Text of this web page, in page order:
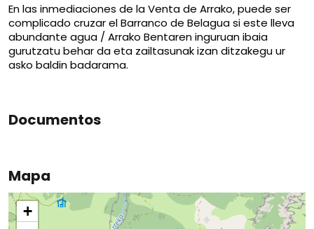
En las inmediaciones de la Venta de Arrako, puede ser
complicado cruzar el Barranco de Belagua si este lleva
abundante agua / Arrako Bentaren inguruan ibaia
gurutzatu behar da eta zailtasunak izan ditzakegu ur
asko baldin badarama.
Documentos
Mapa
+